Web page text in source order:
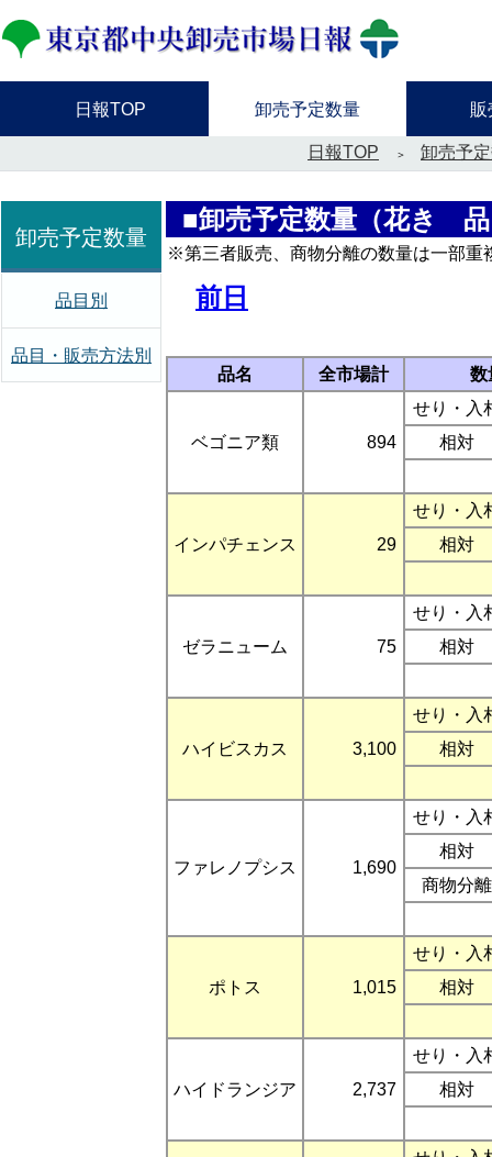
日報TOP 卸売予定数量 販
日報TOP 卸売予
■卸売予定数量（花き 品
※第三者販売、商物分離の数量は一部重
前日
品名 全市場計 数
ベゴニア類 894
せり・入
相対
インパチェンス 29
せり・入
相対
ゼラニューム 75
せり・入
相対
ハイビスカス 3,100
せり・入
相対
ファレノプシス 1,690
せり・入
相対
商物分離
ポトス 1,015
せり・入
相対
ハイドランジア 2,737
せり・入
相対
卸売予定数量
品目別
品目・販売方法別